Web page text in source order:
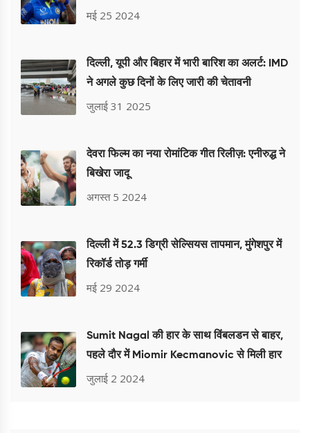
हटाने से जगाया विवाद
मई 25 2024
दिल्ली, यूपी और बिहार में भारी बारिश का अलर्ट: IMD
ने अगले कुछ दिनों के लिए जारी की चेतावनी
जुलाई 31 2025
देवरा फिल्म का नया रोमांटिक गीत रिलीज़: एनीरुद्ध ने
बिखेरा जादू
अगस्त 5 2024
दिल्ली में 52.3 डिग्री सेल्सियस तापमान, मुंगेशपुर में
रिकॉर्ड तोड़ गर्मी
मई 29 2024
Sumit Nagal की हार के साथ विंबलडन से बाहर,
पहले दौर में Miomir Kecmanovic से मिली हार
जुलाई 2 2024